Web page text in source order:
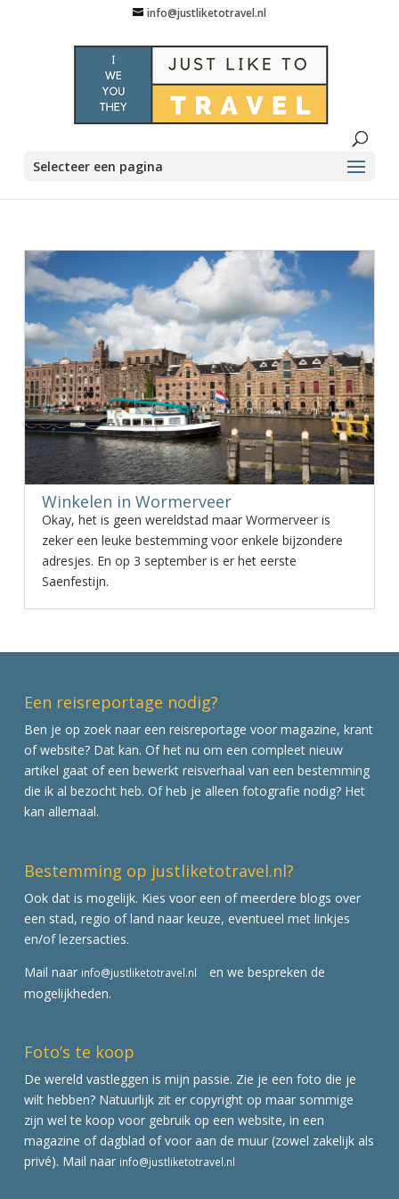
info@justliketotravel.nl
Selecteer een pagina
Winkelen in Wormerveer
Okay, het is geen wereldstad maar Wormerveer is
zeker een leuke bestemming voor enkele bijzondere
adresjes. En op 3 september is er het eerste
Saenfestijn.
Een reisreportage nodig?
Ben je op zoek naar een reisreportage voor magazine, krant
of website? Dat kan. Of het nu om een compleet nieuw
artikel gaat of een bewerkt reisverhaal van een bestemming
die ik al bezocht heb. Of heb je alleen fotografie nodig? Het
kan allemaal.
Bestemming op justliketotravel.nl?
Ook dat is mogelijk. Kies voor een of meerdere blogs over
een stad, regio of land naar keuze, eventueel met linkjes
en/of lezersacties.
Mail naar info@justliketotravel.nl
en we bespreken de
mogelijkheden.
Foto’s te koop
De wereld vastleggen is mijn passie. Zie je een foto die je
wilt hebben? Natuurlijk zit er copyright op maar sommige
zijn wel te koop voor gebruik op een website, in een
magazine of dagblad of voor aan de muur (zowel zakelijk als
privé). Mail naar info@justliketotravel.nl